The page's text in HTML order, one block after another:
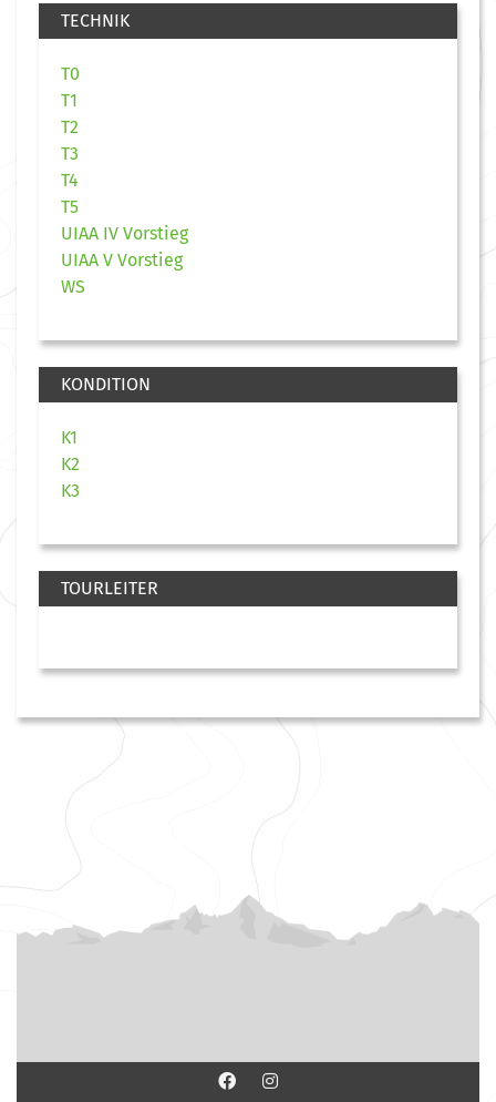
TECHNIK
T0
T1
T2
T3
T4
T5
UIAA IV Vorstieg
UIAA V Vorstieg
WS
KONDITION
K1
K2
K3
TOURLEITER